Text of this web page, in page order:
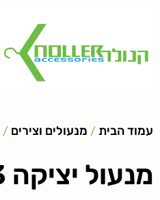
עמוד הבית / מנעולים וצירים /
מנעול יציקה 9123